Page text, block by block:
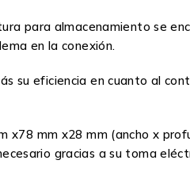
para almacenamiento se
en la conexión.
su eficiencia en cuanto al
mm x28 mm (ancho x
gracias a su toma